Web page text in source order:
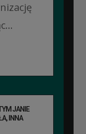
JANIE
INNA